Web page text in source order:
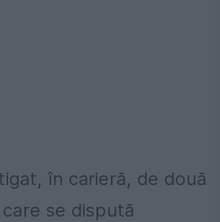
în carieră, de două
se dispută